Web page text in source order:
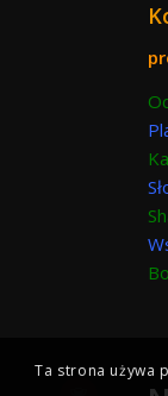
Ta strona używa